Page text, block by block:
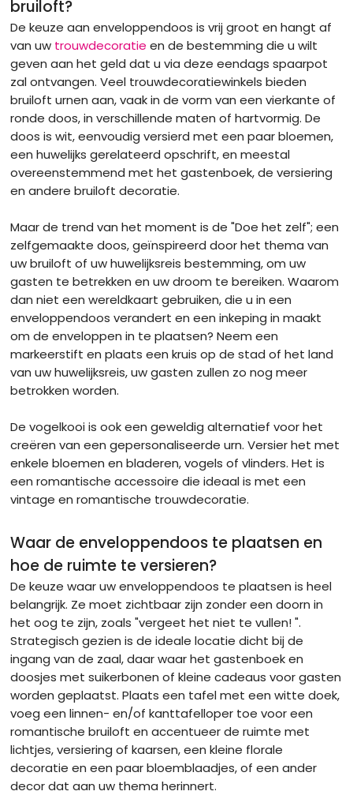
bruiloft?
De keuze aan enveloppendoos is vrij groot en hangt af
van uw trouwdecoratie en de bestemming die u wilt
geven aan het geld dat u via deze eendags spaarpot
zal ontvangen. Veel trouwdecoratiewinkels bieden
bruiloft urnen aan, vaak in de vorm van een vierkante of
ronde doos, in verschillende maten of hartvormig. De
doos is wit, eenvoudig versierd met een paar bloemen,
een huwelijks gerelateerd opschrift, en meestal
overeenstemmend met het gastenboek, de versiering
en andere bruiloft decoratie.
Maar de trend van het moment is de "Doe het zelf"; een
zelfgemaakte doos, geïnspireerd door het thema van
uw bruiloft of uw huwelijksreis bestemming, om uw
gasten te betrekken en uw droom te bereiken. Waarom
dan niet een wereldkaart gebruiken, die u in een
enveloppendoos verandert en een inkeping in maakt
om de enveloppen in te plaatsen? Neem een
markeerstift en plaats een kruis op de stad of het land
van uw huwelijksreis, uw gasten zullen zo nog meer
betrokken worden.
De vogelkooi is ook een geweldig alternatief voor het
creëren van een gepersonaliseerde urn. Versier het met
enkele bloemen en bladeren, vogels of vlinders. Het is
een romantische accessoire die ideaal is met een
vintage en romantische trouwdecoratie.
Waar de enveloppendoos te plaatsen en
hoe de ruimte te versieren?
De keuze waar uw enveloppendoos te plaatsen is heel
belangrijk. Ze moet zichtbaar zijn zonder een doorn in
het oog te zijn, zoals "vergeet het niet te vullen! ".
Strategisch gezien is de ideale locatie dicht bij de
ingang van de zaal, daar waar het gastenboek en
doosjes met suikerbonen of kleine cadeaus voor gasten
worden geplaatst. Plaats een tafel met een witte doek,
voeg een linnen- en/of kanttafelloper toe voor een
romantische bruiloft en accentueer de ruimte met
lichtjes, versiering of kaarsen, een kleine florale
decoratie en een paar bloemblaadjes, of een ander
decor dat aan uw thema herinnert.